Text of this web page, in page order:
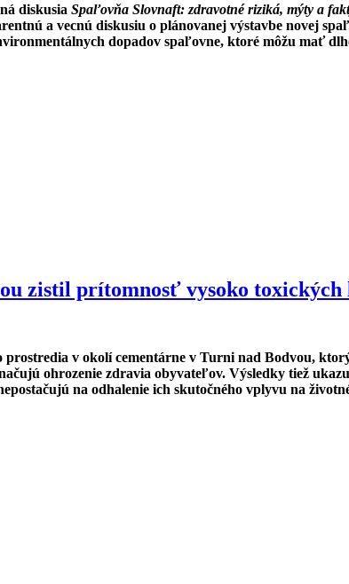
diskusia Spaľovňa Slovnaft: zdravotné riziká, mýty a
a vecnú diskusiu o plánovanej výstavbe novej
dopadov spaľovne, ktoré môžu mať
zistil prítomnosť vysoko toxických
prostredia v okolí cementárne v Turni nad Bodvou,
ohrozenie zdravia obyvateľov. Výsledky tiež
na odhalenie ich skutočného vplyvu na